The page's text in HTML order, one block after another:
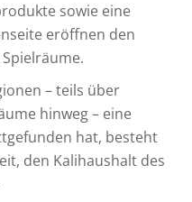
sowie eine
eröffnen den
– teils über
hinweg – eine
hat, besteht
den Kalihaushalt des